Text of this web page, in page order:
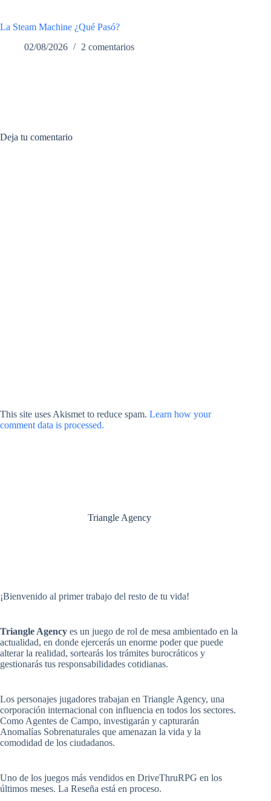
La Steam Machine ¿Qué Pasó?
02/08/2026
2 comentarios
Deja tu comentario
This site uses Akismet to reduce spam. Learn how your
comment data is processed.
Triangle Agency
¡Bienvenido al primer trabajo del resto de tu vida!
Triangle Agency es un juego de rol de mesa ambientado en la
actualidad, en donde ejercerás un enorme poder que puede
alterar la realidad, sortearás los trámites burocráticos y
gestionarás tus responsabilidades cotidianas.
Los personajes jugadores trabajan en Triangle Agency, una
corporación internacional con influencia en todos los sectores.
Como Agentes de Campo, investigarán y capturarán
Anomalías Sobrenaturales que amenazan la vida y la
comodidad de los ciudadanos.
Uno de los juegos más vendidos en DriveThruRPG en los
últimos meses. La Reseña está en proceso.